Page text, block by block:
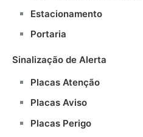
Estacionamento
Portaria
Sinalização de Alerta
Placas Atenção
Placas Aviso
Placas Perigo